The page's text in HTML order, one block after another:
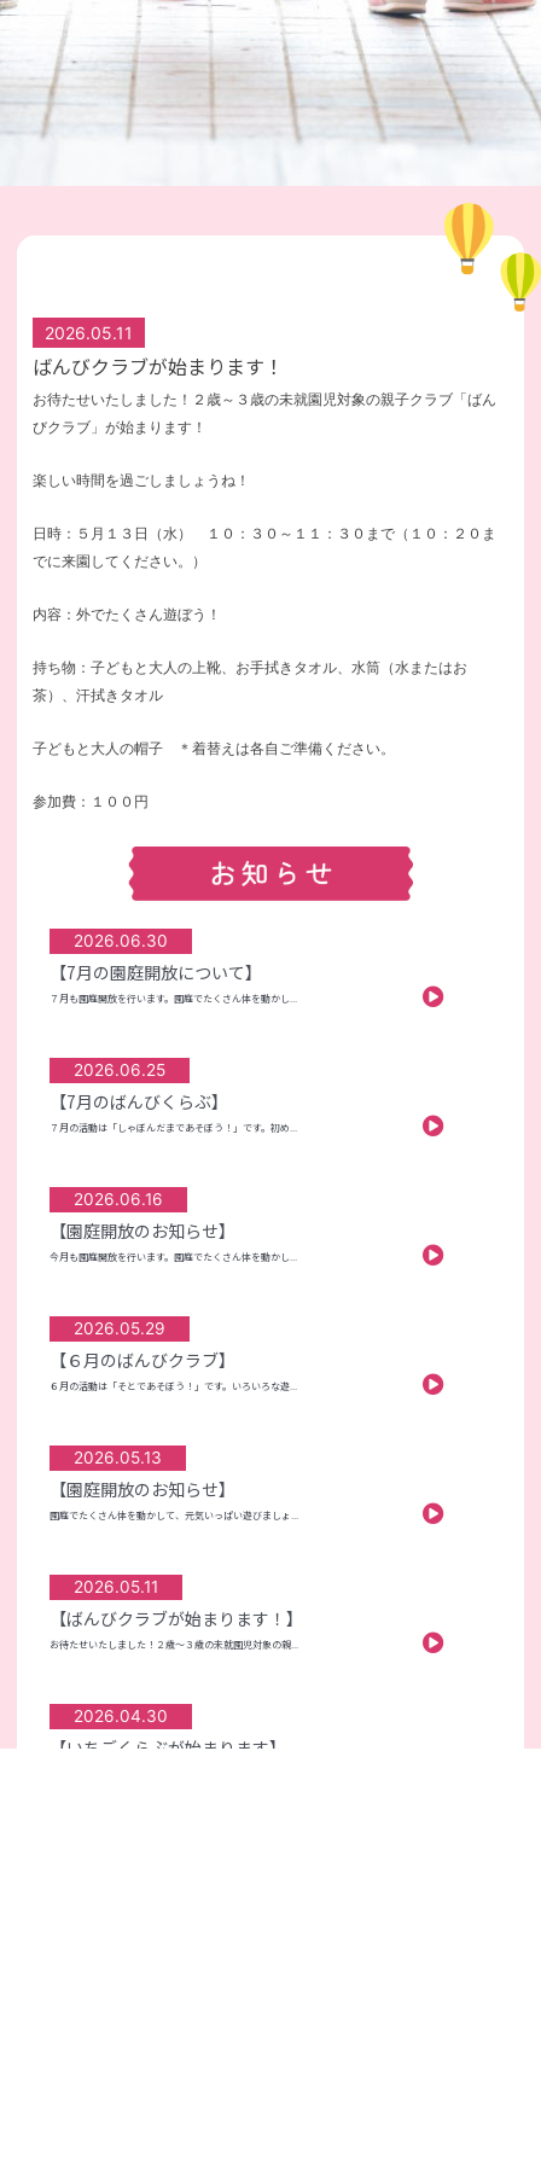
2026.05.11
ばんびクラブが始まります！
お待たせいたしました！２歳～３歳の未就園児対象の親子クラブ「ばん
びクラブ」が始まります！
楽しい時間を過ごしましょうね！
日時：５月１３日（水） １０：３０～１１：３０まで（１０：２０ま
でに来園してください。）
内容：外でたくさん遊ぼう！
持ち物：子どもと大人の上靴、お手拭きタオル、水筒（水またはお
茶）、汗拭きタオル
子どもと大人の帽子 ＊着替えは各自ご準備ください。
参加費：１００円
2026.06.30
【7月の園庭開放について】
７月も園庭開放を行います。園庭でたくさん体を動かし...
2026.06.25
【7月のばんびくらぶ】
７月の活動は「しゃぼんだまであそぼう！」です。初め...
2026.06.16
【園庭開放のお知らせ】
今月も園庭開放を行います。園庭でたくさん体を動かし...
2026.05.29
【６月のばんびクラブ】
６月の活動は「そとであそぼう！」です。いろいろな遊...
2026.05.13
【園庭開放のお知らせ】
園庭でたくさん体を動かして、元気いっぱい遊びましょ...
2026.05.11
【ばんびクラブが始まります！】
お待たせいたしました！２歳～３歳の未就園児対象の親...
2026.04.30
【いちごくらぶが始まります】